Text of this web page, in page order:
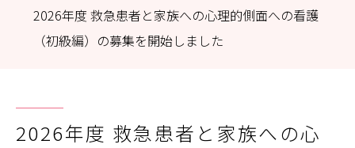
2026年度 救急患者と家族への心理的側面への看護
（初級編）の募集を開始しました
2026年度 救急患者と家族への心